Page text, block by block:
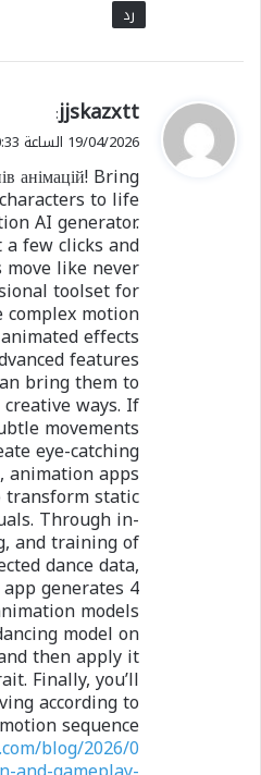
رد
ي
ق
ل
jjskazxtt
:
19/04/2026 الساعة 10:33
анімацій! Bring
to life
AI generator.
few clicks and
move like never
toolset for
motion
effects
features
bring them to
ways. If
movements
eye-catching
animation apps
static
Through in-
and training of
dance data,
generates 4
models
model on
then apply it
Finally, you’ll
according to
sequence.
blog/2026/0